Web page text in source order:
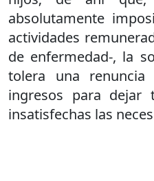
absolutamente
actividades
de enfermedad-, la
tolera una
ingresos para dejar
insatisfechas las